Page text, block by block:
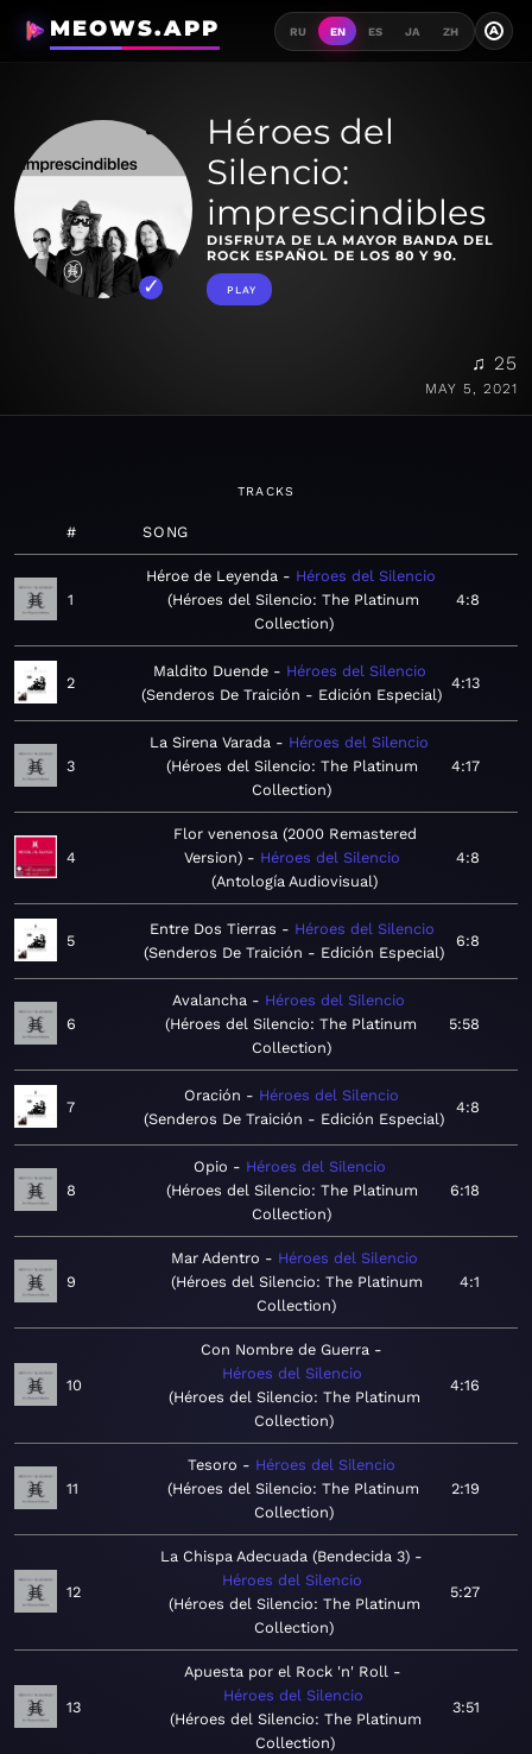
MEOWS.APP RU EN ES JA ZH A
Héroes del
Silencio:
imprescindibles
DISFRUTA DE LA MAYOR BANDA DEL
ROCK ESPAÑOL DE LOS 80 Y 90.
PLAY
♫ 25
MAY 5, 2021
TRACKS
# SONG
1
Héroe de Leyenda
Héroes del Silencio
Héroes del Silencio: The Platinum
Collection
4:8
2
Maldito Duende
Héroes del Silencio
Senderos De Traición - Edición Especial
4:13
3
La Sirena Varada
Héroes del Silencio
Héroes del Silencio: The Platinum
Collection
4:17
4
Flor venenosa (2000 Remastered
Version)
Héroes del Silencio
Antología Audiovisual
4:8
5
Entre Dos Tierras
Héroes del Silencio
Senderos De Traición - Edición Especial
6:8
6
Avalancha
Héroes del Silencio
Héroes del Silencio: The Platinum
Collection
5:58
7
Oración
Héroes del Silencio
Senderos De Traición - Edición Especial
4:8
8
Opio
Héroes del Silencio
Héroes del Silencio: The Platinum
Collection
6:18
9
Mar Adentro
Héroes del Silencio
Héroes del Silencio: The Platinum
Collection
4:1
10
Con Nombre de Guerra
Héroes del Silencio
Héroes del Silencio: The Platinum
Collection
4:16
11
Tesoro
Héroes del Silencio
Héroes del Silencio: The Platinum
Collection
2:19
12
La Chispa Adecuada (Bendecida 3)
Héroes del Silencio
Héroes del Silencio: The Platinum
Collection
5:27
13
Apuesta por el Rock 'n' Roll
Héroes del Silencio
Héroes del Silencio: The Platinum
Collection
3:51